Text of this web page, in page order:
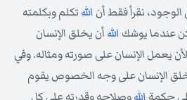
نقرأ فقط أن الله تكلم وبكلمته
عندما يوشك الله أن يخلق الإنسان
يعمل الإنسان على صورته ومثاله. وفي
خلق الإنسان على وجه الخصوص يقوم
حكمة اللهوصلاحه وقدرته على كل